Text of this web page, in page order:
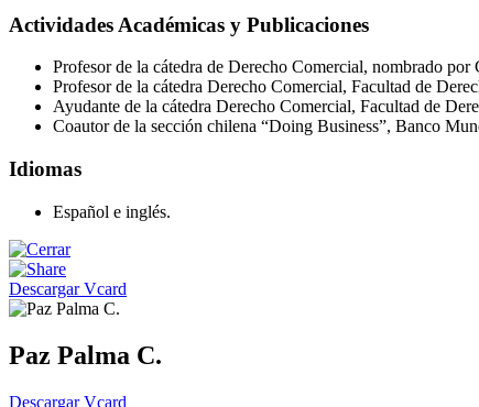
Actividades Académicas y Publicaciones
Profesor de la cátedra de Derecho Comercial, nombrado
Profesor de la cátedra Derecho Comercial, Facultad de
Ayudante de la cátedra Derecho Comercial, Facultad de
Coautor de la sección chilena “Doing Business”, Banco
Idiomas
Español e inglés.
Descargar Vcard
Paz Palma C.
Descargar Vcard